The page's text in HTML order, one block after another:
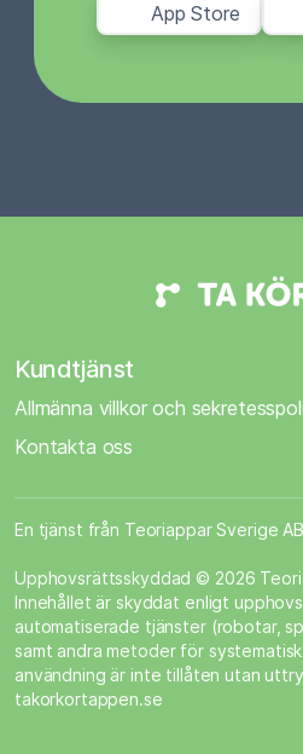
App Store
Kundtjänst
Allmänna villkor och
Kontakta oss
En tjänst från Teoriappar Sverige AB
Upphovsrättsskyddad © 2026
Innehållet är skyddat enligt
automatiserade tjänster (robotar,
samt andra metoder för
användning är inte tillåten utan
takorkortappen.se